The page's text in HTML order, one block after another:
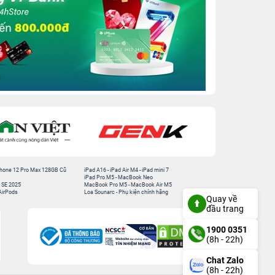
12 Pro Max 128GB Cũ
2025
iPad A16 -iPad Air M4 -iPad mini 7
iPad Pro M5 - MacBook Neo
MacBook Pro M5 - MacBook Air M5
Loa Sounarc - Phụ kiện chính hãng
Quay về
đầu trang
1900 0351
(8h - 22h)
Chat Zalo
(8h - 22h)